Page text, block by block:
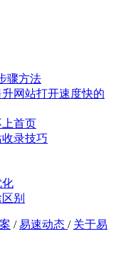
骤方法
网站打开速度快的
首页
录技巧
化
别
/ 易速动态 / 关于易